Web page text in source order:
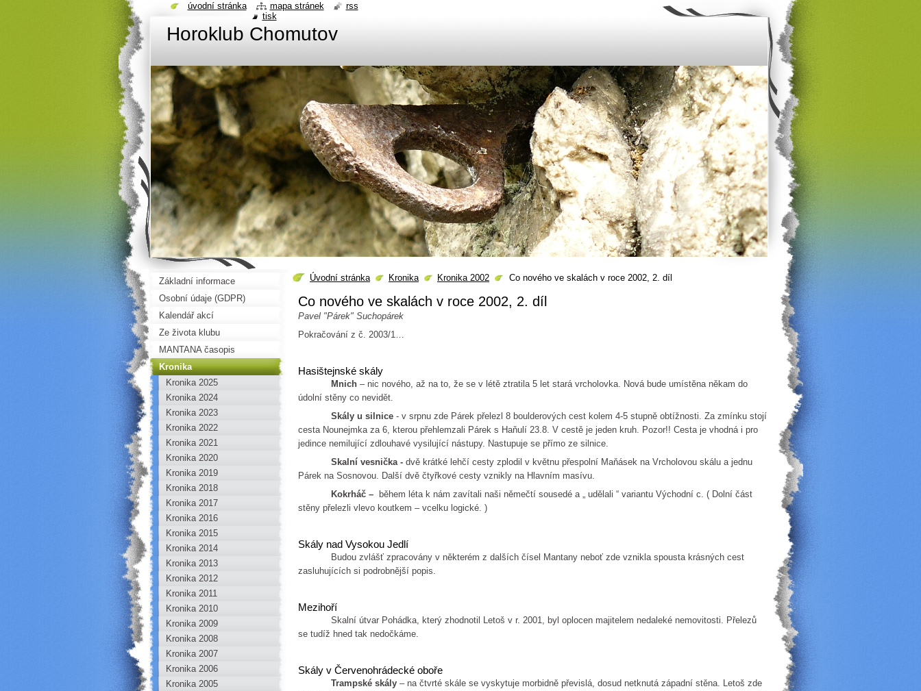
Horoklub Chomutov
Úvodní stránka Kronika Kronika 2002 Co nového ve skalách v roce 2002, 2. díl
Co nového ve skalách v roce 2002, 2. díl
Pavel "Párek" Suchopárek
Pokračování z č. 2003/1…
Hasištejnské skály
Mnich – nic nového, až na to, že se v létě ztratila 5 let stará vrcholovka. Nová bude umístěna někam do
údolní stěny co nevidět.
Skály u silnice - v srpnu zde Párek přelezl 8 boulderových cest kolem 4-5 stupně obtížnosti. Za zmínku stojí
cesta Nounejmka za 6, kterou přehlemzali Párek s Haňulí 23.8. V cestě je jeden kruh. Pozor!! Cesta je vhodná i pro
jedince nemilující zdlouhavé vysilující nástupy. Nastupuje se přímo ze silnice.
Skalní vesnička - dvě krátké lehčí cesty zplodil v květnu přespolní Maňásek na Vrcholovou skálu a jednu
Párek na Sosnovou. Další dvě čtyřkové cesty vznikly na Hlavním masívu.
Kokrháč –
během léta k nám zavítali naši němečtí sousedé a „ udělali “ variantu Východní c. ( Dolní část
stěny přelezli vlevo koutkem – vcelku logické. )
Skály nad Vysokou Jedlí
Budou zvlášť zpracovány v některém z dalších čísel Mantany neboť zde vznikla spousta krásných cest
zasluhujících si podrobnější popis.
Mezihoří
Skalní útvar Pohádka, který zhodnotil Letoš v r. 2001, byl oplocen majitelem nedaleké nemovitosti. Přelezů
se tudíž hned tak nedočkáme.
Skály v Červenohrádecké oboře
Trampské skály – na čtvrté skále se vyskytuje morbidně převislá, dosud netknutá západní stěna. Letoš zde
Základní informace
Osobní údaje (GDPR)
Kalendář akcí
Ze života klubu
MANTANA časopis
Kronika
Kronika 2025
Kronika 2024
Kronika 2023
Kronika 2022
Kronika 2021
Kronika 2020
Kronika 2019
Kronika 2018
Kronika 2017
Kronika 2016
Kronika 2015
Kronika 2014
Kronika 2013
Kronika 2012
Kronika 2011
Kronika 2010
Kronika 2009
Kronika 2008
Kronika 2007
Kronika 2006
Kronika 2005
úvodní stránka mapa stránek
rss
tisk